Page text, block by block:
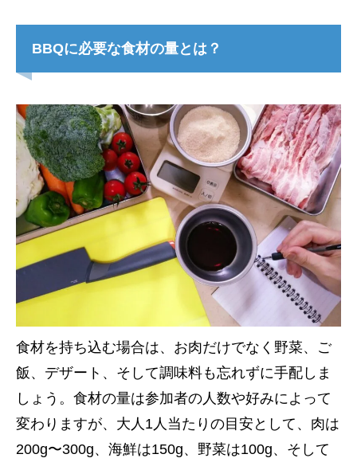
BBQに必要な食材の量とは？
食材を持ち込む場合は、お肉だけでなく野菜、ご
飯、デザート、そして調味料も忘れずに手配しま
しょう。食材の量は参加者の人数や好みによって
変わりますが、大人1人当たりの目安として、肉は
200g〜300g、海鮮は150g、野菜は100g、そして